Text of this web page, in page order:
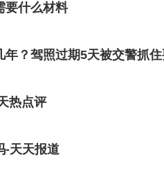
要什么材料
？驾照过期5天被交警抓住
热点评
-天天报道